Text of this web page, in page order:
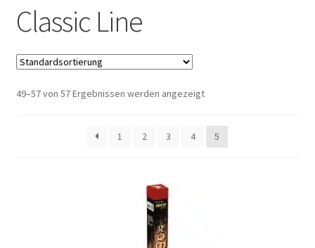
Classic Line
49–57 von 57 Ergebnissen werden angezeigt
1 2 3 4 5